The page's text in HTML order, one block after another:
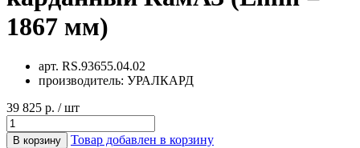
1867 мм)
арт. RS.93655.04.02
производитель: УРАЛКАРД
39 825 р. / шт
В корзину Товар добавлен в корзину